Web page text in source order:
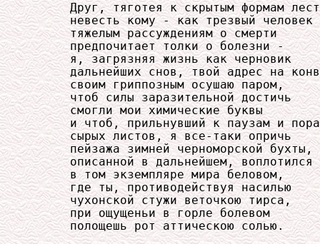
Друг, тяготея к скрытым формам
     невесть кому - как трезвый человек
     тяжелым рассуждениям о смерти
     предпочитает толки о болезни -
     я, загрязняя жизнь как черновик
дальнейших снов, твой адрес на
     своим гриппозным осушаю паром,
     чтоб силы заразительной достичь
     смогли мои химические буквы
и чтоб, прильнувший к паузам и
     сырых листов, я все-таки опричь
     пейзажа зимней черноморской бухты,
     описанной в дальнейшем, воплотился
     в том экземпляре мира беловом,
     где ты, противодействуя насилью
     чухонской стужи веточкою тирса,
     при ощущеньи в горле болевом
     полощешь рот аттическою солью.